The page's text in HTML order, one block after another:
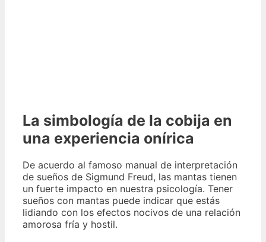
La simbología de la cobija en
una experiencia onírica
De acuerdo al famoso manual de interpretación
de sueños de Sigmund Freud, las mantas tienen
un fuerte impacto en nuestra psicología. Tener
sueños con mantas puede indicar que estás
lidiando con los efectos nocivos de una relación
amorosa fría y hostil.